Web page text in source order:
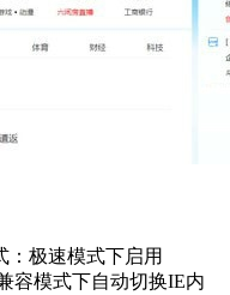
：极速模式下启用
容模式下自动切换IE内